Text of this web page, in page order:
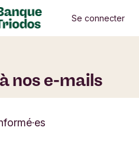
Se connecter
nos e-mails